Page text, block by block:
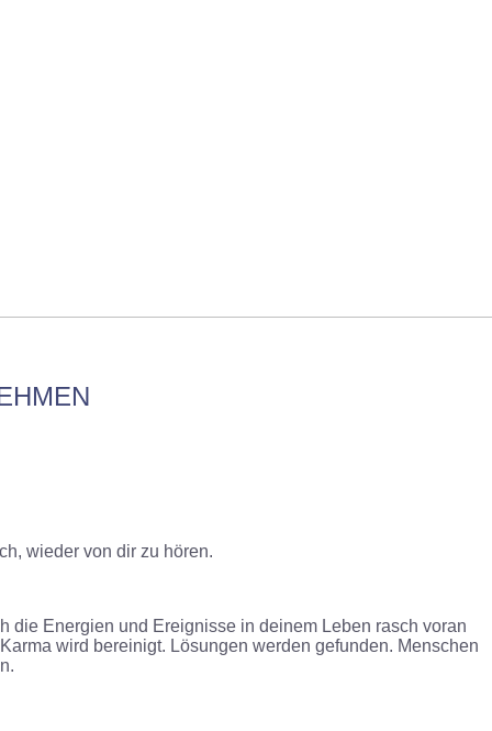
wieder von dir zu hören.
die Energien und Ereignisse in deinem Leben rasch voran
wird bereinigt. Lösungen werden gefunden. Menschen